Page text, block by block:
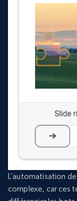
L’automatisation
complexe, car ces